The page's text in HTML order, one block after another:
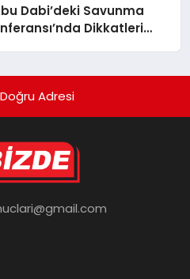
Dabi’deki Savunma
Dikkatleri
Adresi